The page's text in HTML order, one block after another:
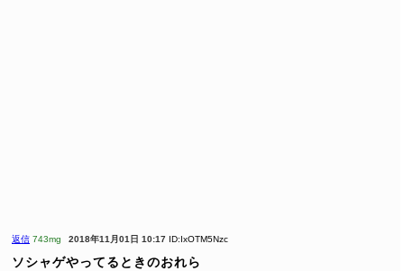
返信 743mg 2018年11月01日 10:17 ID:IxOTM5Nzc
ソシャゲやってるときのおれら